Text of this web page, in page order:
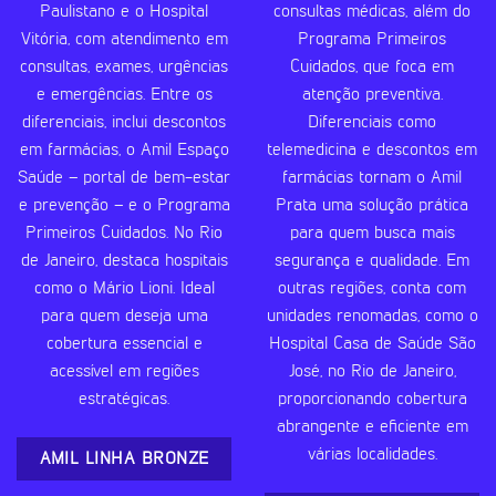
Paulistano e o Hospital
Vitória, com atendimento em
consultas, exames, urgências
e emergências. Entre os
diferenciais, inclui descontos
em farmácias, o Amil Espaço
Saúde – portal de bem-estar
e prevenção – e o Programa
Primeiros Cuidados. No Rio
de Janeiro, destaca hospitais
como o Mário Lioni. Ideal
para quem deseja uma
cobertura essencial e
acessível em regiões
estratégicas.
AMIL LINHA BRONZE
consultas médicas, além do
Programa Primeiros
Cuidados, que foca em
atenção preventiva.
Diferenciais como
telemedicina e descontos em
farmácias tornam o Amil
Prata uma solução prática
para quem busca mais
segurança e qualidade. Em
outras regiões, conta com
unidades renomadas, como o
Hospital Casa de Saúde São
José, no Rio de Janeiro,
proporcionando cobertura
abrangente e eficiente em
várias localidades.